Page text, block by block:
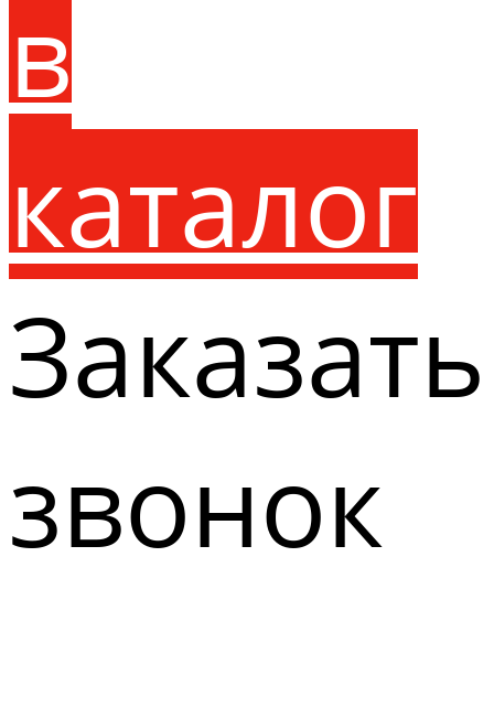
в
каталог
Заказать
звонок